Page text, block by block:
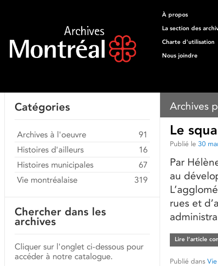
À propos
La section des
Charte d'utilisation
Nous joindre
Archives
Le
Publié le 30
Par
au
rues et
Lire l’article
Publié dans
Catégories
Archives à l'oeuvre
91
Histoires d'ailleurs
16
Histoires municipales
67
Vie montréalaise
319
Chercher dans les
archives
Cliquer sur l'onglet ci-dessous pour
accéder à notre catalogue.